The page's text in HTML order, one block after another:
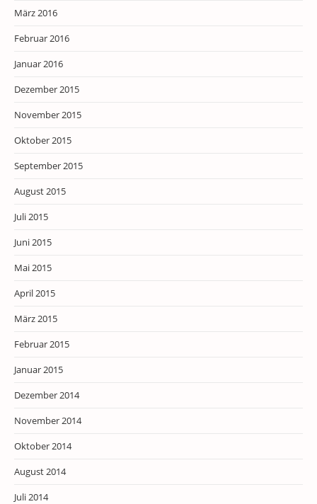
März 2016
Februar 2016
Januar 2016
Dezember 2015
November 2015
Oktober 2015
September 2015
August 2015
Juli 2015
Juni 2015
Mai 2015
April 2015
März 2015
Februar 2015
Januar 2015
Dezember 2014
November 2014
Oktober 2014
August 2014
Juli 2014